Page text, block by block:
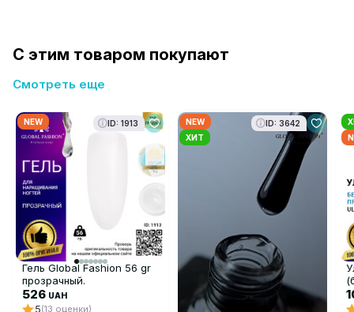
С этим товаром покупают
Смотреть еще
NEW ID: 1913
Гель Global Fashion 56 gr
прозрачный.
526 UAH
5(13 оценки)
NEW
ХИТ
ID: 3642